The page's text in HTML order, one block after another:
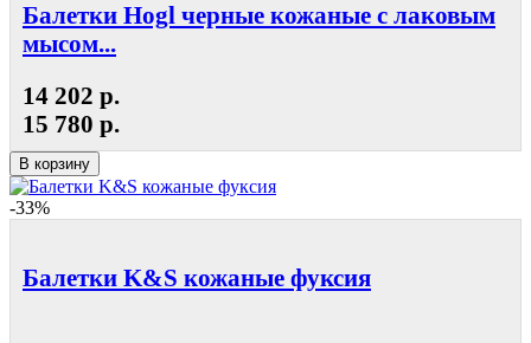
Балетки Hogl черные кожаные с лаковым
мысом...
14 202 р.
15 780 р.
В корзину
-33%
Балетки K&S кожаные фуксия